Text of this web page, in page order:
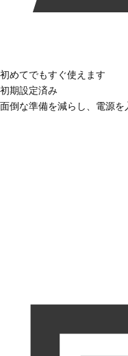
初めてでもすぐ使えます
初期設定済み
面倒な準備を減らし、電源